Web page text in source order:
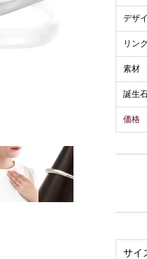
デザ
リン
素材
誕生
価格
サイ